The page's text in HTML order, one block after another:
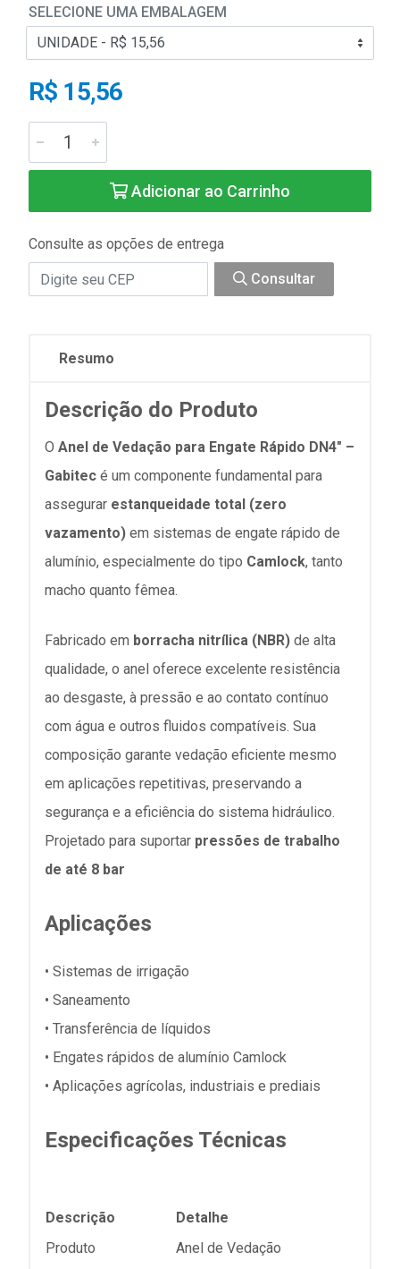
SELECIONE UMA EMBALAGEM
R$ 15,56
Adicionar ao Carrinho
Consulte as opções de entrega
Consultar
Resumo
Descrição do Produto
O Anel de Vedação para Engate Rápido DN4" –
Gabitec é um componente fundamental para
assegurar estanqueidade total (zero
vazamento) em sistemas de engate rápido de
alumínio, especialmente do tipo Camlock, tanto
macho quanto fêmea.
Fabricado em borracha nitrílica (NBR) de alta
qualidade, o anel oferece excelente resistência
ao desgaste, à pressão e ao contato contínuo
com água e outros fluidos compatíveis. Sua
composição garante vedação eficiente mesmo
em aplicações repetitivas, preservando a
segurança e a eficiência do sistema hidráulico.
Projetado para suportar pressões de trabalho
de até 8 bar
Aplicações
• Sistemas de irrigação
• Saneamento
• Transferência de líquidos
• Engates rápidos de alumínio Camlock
• Aplicações agrícolas, industriais e prediais
Especificações Técnicas
Descrição
Detalhe
Produto
Anel de Vedação